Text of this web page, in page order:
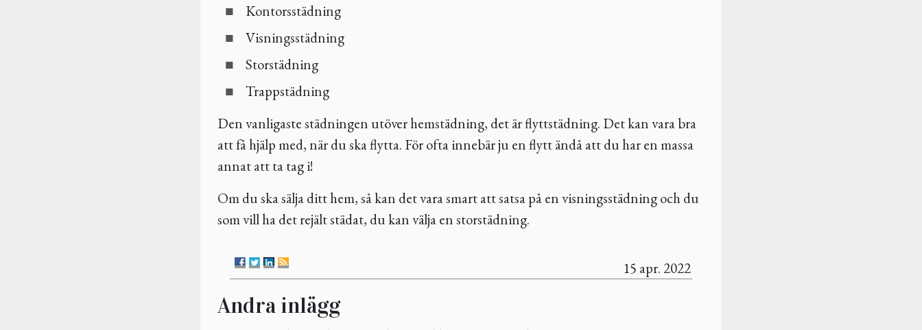
Kontorsstädning
Visningsstädning
Storstädning
Trappstädning
Den vanligaste städningen utöver hemstädning, det är flyttstädning. Det kan vara bra
att få hjälp med, när du ska flytta. För ofta innebär ju en flytt ändå att du har en massa
annat att ta tag i!
Om du ska sälja ditt hem, så kan det vara smart att satsa på en visningsstädning och du
som vill ha det rejält städat, du kan välja en storstädning.
15 apr. 2022
Andra inlägg